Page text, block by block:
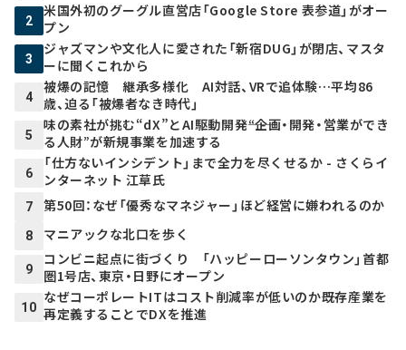
2
米国外初のグーグル直営店「Google Store 表参道」がオー
プン
3
ジャズマンや文化人に愛された「新宿DUG」が閉店、マスタ
ーに聞くこれから
4
被爆の記憶 継承多様化 AI対話、VRで追体験…平均86
歳、迫る「被爆者なき時代」
5
味の素社が挑む“dX”とAI駆動開発――“企画・開発・営業ができ
る人財”が新規事業を加速する
6
「仕方ないインシデント」まで全力を尽くせるか - さくらイ
ンターネット 江草氏
7 第50回：なぜ「優秀なマネジャー」ほど経営に嫌われるのか
8 マニアックな北口を歩く
9
コンビニ起点に街づくり 「ハッピーローソンタウン」首都
圏1号店、東京・日野にオープン
10
なぜコーポレートITはコスト削減率が低いのか――既存産業を
再定義することでDXを推進